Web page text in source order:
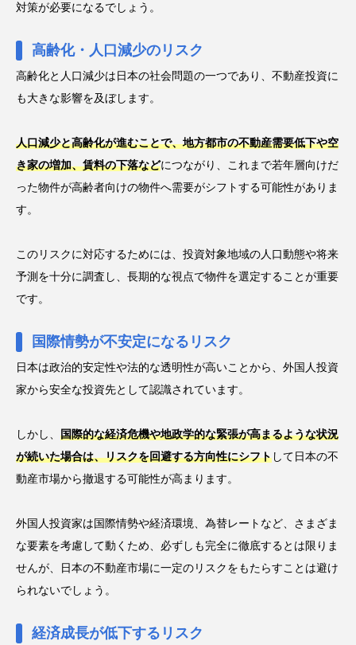
対策が必要になるでしょう。
高齢化・人口減少のリスク
高齢化と人口減少は日本の社会問題の一つであり、不動産投資に
も大きな影響を及ぼします。
人口減少と高齢化が進むことで、地方都市の不動産需要低下や空
き家の増加、賃料の下落などにつながり、これまで若年層向けだ
った物件が高齢者向けの物件へ需要がシフトする可能性がありま
す。
このリスクに対応するためには、投資対象地域の人口動態や将来
予測を十分に調査し、長期的な視点で物件を選定することが重要
です。
国際情勢が不安定になるリスク
日本は政治的安定性や法的な透明性が高いことから、外国人投資
家から安全な投資先として認識されています。
しかし、 国際的な経済危機や地政学的な緊張が高まるような状況
が続いた場合は、リスクを回避する方向性にシフトして日本の不
動産市場から撤退する可能性が高まります。
外国人投資家は国際情勢や経済環境、為替レートなど、さまざま
な要素を考慮して動くため、必ずしも完全に徹底するとは限りま
せんが、日本の不動産市場に一定のリスクをもたらすことは避け
られないでしょう。
経済成長が低下するリスク